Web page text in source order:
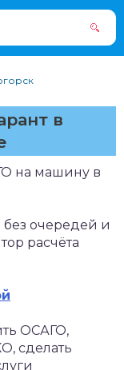
в
на машину в
очередей и
расчёта
ОСАГО,
сделать